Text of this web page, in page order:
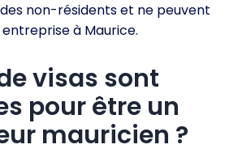
non-résidents et ne peuvent
à Maurice.
visas sont
pour être un
mauricien ?